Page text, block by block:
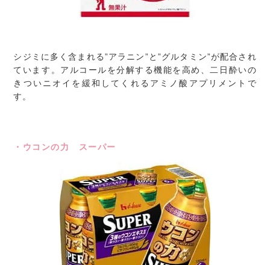
シジミに多く含まれる”アラニン”と”グルタミン”が配合され
ています。アルコールを分解する機能を高め、二日酔いの
きついニオイを緩和してくれるアミノ酸アプリメントで
す。
・ウコンの力 スーパー